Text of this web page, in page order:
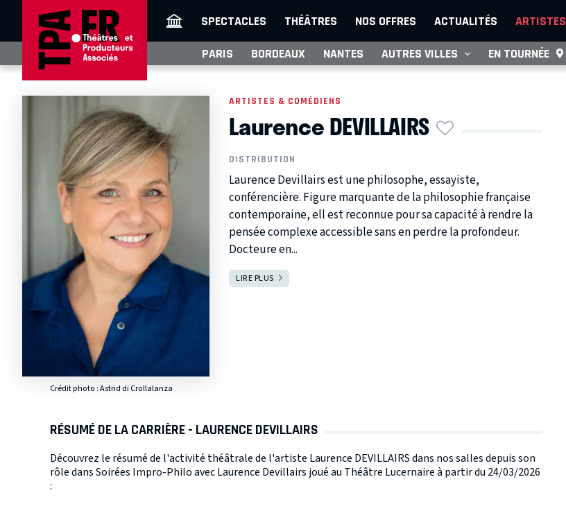
SPECTACLES THÉÂTRES NOS OFFRES ACTUALITÉS ARTISTES
PARIS BORDEAUX NANTES AUTRES VILLES EN TOURNÉE
Crédit photo : Astrid di Crollalanza
ARTISTES & COMÉDIENS
Laurence DEVILLAIRS
DISTRIBUTION
Laurence Devillairs est une philosophe, essayiste,
conférencière. Figure marquante de la philosophie française
contemporaine, ell est reconnue pour sa capacité à rendre la
pensée complexe accessible sans en perdre la profondeur.
Docteure en...
LIRE PLUS
RÉSUMÉ DE LA CARRIÈRE - LAURENCE DEVILLAIRS
Découvrez le résumé de l'activité théâtrale de l'artiste Laurence DEVILLAIRS dans nos salles depuis son
rôle dans Soirées Impro-Philo avec Laurence Devillairs joué au Théâtre Lucernaire à partir du 24/03/2026
: